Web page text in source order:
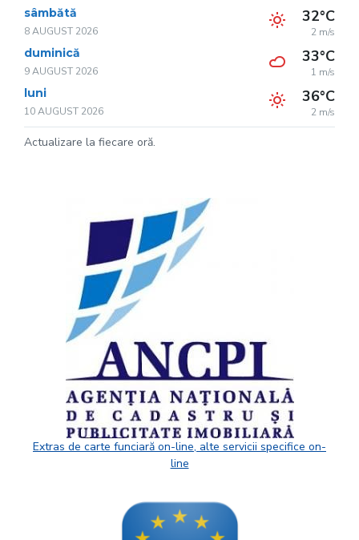
sâmbătă
8 AUGUST 2026
32°C
2 m/s
duminică
9 AUGUST 2026
33°C
1 m/s
luni
10 AUGUST 2026
36°C
2 m/s
Actualizare la fiecare oră.
Extras de carte funciară on-line, alte servicii specifice on-
line